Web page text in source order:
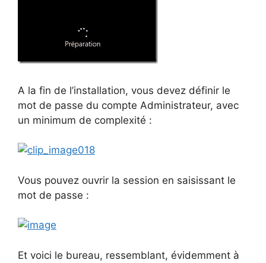
A la fin de l’installation, vous devez définir le
mot de passe du compte Administrateur, avec
un minimum de complexité :
Vous pouvez ouvrir la session en saisissant le
mot de passe :
Et voici le bureau, ressemblant, évidemment à